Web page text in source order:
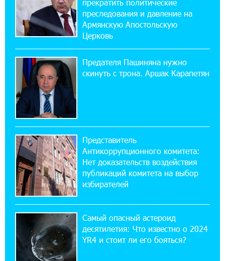
21:09:13 31-07-2026
«Бесплатные бонусы в играх»: IDBank
предупреждает о кибератаках на школьников
11:21:15 31-07-2026
ЕАЭС со временем будет расширяться. Когда-
нибудь это поймёт и рядовой армянин, но
будет уже поздно
11:03:52 31-07-2026
армян против Эрдогана, то что для него
значит сам Геноцид?
17:16:14 30-07-2026
ВТБ (Армения): вклад «Стабильный» — до
10% годовых и оформление в мобильном
17:03:49 30-07-2026
Платформа Rate.Trading на Seaside Startup
Summit: IDBank представил инновационное
прекратить политические
преследования и давление на
Армянскую Апостольскую
Церковь
Предателя Пашиняна нужно
скинуть с трона. Аршак Карапетян
Представитель
Антикоррупционного комитета:
Нет доказательств воздействия
публикаций комитета на выбор
избирателей
Самый опасный астероид
десятилетия: Что известно о 2024
YR4 и стоит ли его бояться?